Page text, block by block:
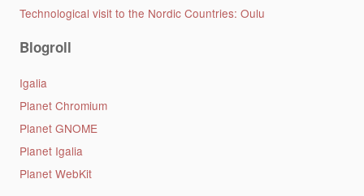
Technological visit to the Nordic Countries: Oulu
Blogroll
Igalia
Planet Chromium
Planet GNOME
Planet Igalia
Planet WebKit